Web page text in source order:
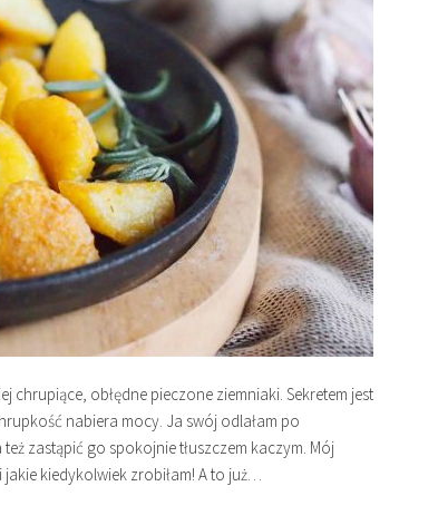
chrupiące, obłędne pieczone ziemniaki. Sekretem jest
nabiera mocy. Ja swój odlałam po
zastąpić go spokojnie tłuszczem kaczym. Mój
kiedykolwiek zrobiłam! A to już…